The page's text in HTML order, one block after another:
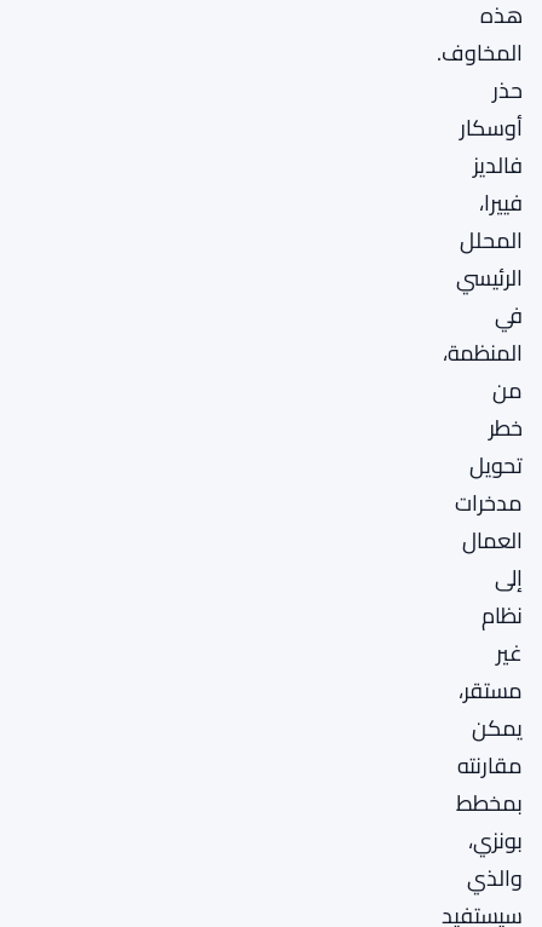
هذه
المخاوف.
حذر
أوسكار
فالديز
فييرا،
المحلل
الرئيسي
في
المنظمة،
من
خطر
تحويل
مدخرات
العمال
إلى
نظام
غير
مستقر،
يمكن
مقارنته
بمخطط
بونزي،
والذي
سيستفيد